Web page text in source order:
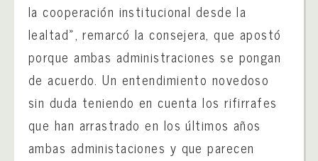
la cooperación institucional desde la
lealtad», remarcó la consejera, que apostó
porque ambas administraciones se pongan
de acuerdo. Un entendimiento novedoso
sin duda teniendo en cuenta los rifirrafes
que han arrastrado en los últimos años
ambas administaciones y que parecen